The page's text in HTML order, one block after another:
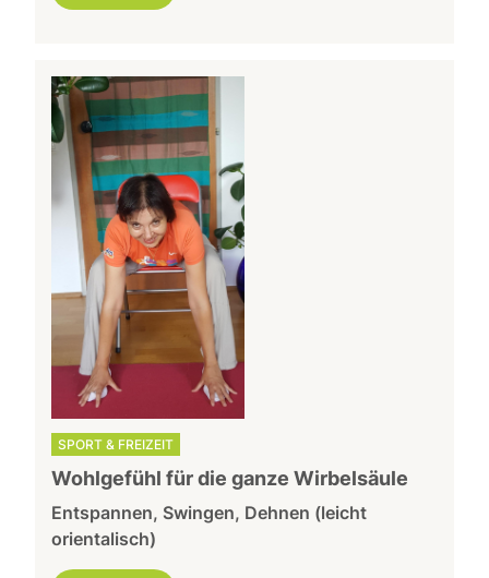
SPORT & FREIZEIT
Wohlgefühl für die ganze Wirbelsäule
Entspannen, Swingen, Dehnen (leicht
orientalisch)